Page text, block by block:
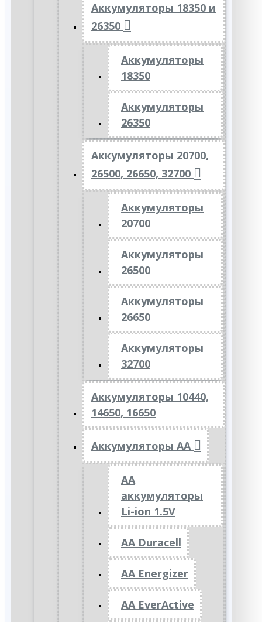
Аккумуляторы 18350 и
26350
Аккумуляторы
18350
Аккумуляторы
26350
Аккумуляторы 20700,
26500, 26650, 32700
Аккумуляторы
20700
Аккумуляторы
26500
Аккумуляторы
26650
Аккумуляторы
32700
Аккумуляторы 10440,
14650, 16650
Аккумуляторы АА
AA
аккумуляторы
Li-ion 1.5V
AA Duracell
AA Energizer
AA EverActive